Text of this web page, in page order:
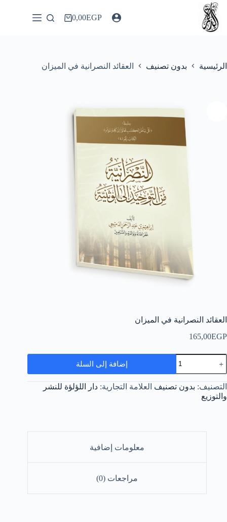
التجاوز
المحتوى
عربة0,00EGP
الرئيسية بدون تصنيف العقائد النصرانية في الميزان
العقائد النصرانية في الميزان
165,00EGP
كمية
العقائد
النصرانية
في
الميزان
إضافة إلى السلة
التصنيف: بدون تصنيف العلامة التجارية: دار اللؤلؤة للنشر
والتوزيع
معلومات إضافية
مراجعات (0)